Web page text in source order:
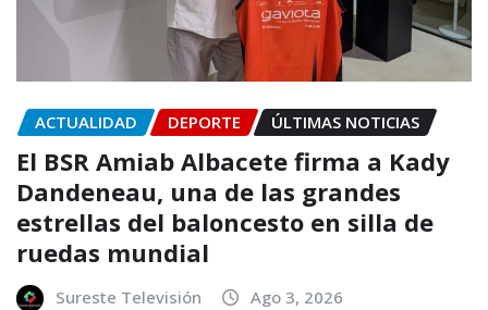
ACTUALIDAD DEPORTE ÚLTIMAS NOTICIAS
El BSR Amiab Albacete firma a Kady
Dandeneau, una de las grandes
estrellas del baloncesto en silla de
ruedas mundial
Sureste Televisión Ago 3, 2026